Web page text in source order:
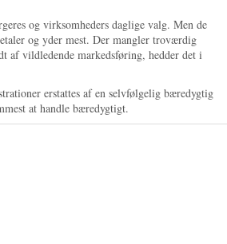
og virksomheders daglige valg. Men de
og yder mest. Der mangler troværdig
af vildledende markedsføring, hedder det i
erstattes af en selvfølgelig bæredygtig
at handle bæredygtigt.